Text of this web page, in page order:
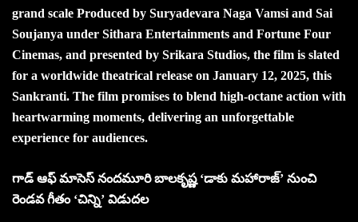
grand scale Produced by Suryadevara Naga Vamsi and Sai
Soujanya under Sithara Entertainments and Fortune Four
Cinemas, and presented by Srikara Studios, the film is slated
for a worldwide theatrical release on January 12, 2025, this
Sankranti. The film promises to blend high-octane action with
heartwarming moments, delivering an unforgettable
experience for audiences.
గాడ్ ఆఫ్ మాసెస్ నందమూరి బాలకృష్ణ ‘డాకు మహారాజ్’ నుంచి
రెండవ గీతం ‘చిన్ని’ విడుదల